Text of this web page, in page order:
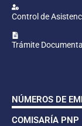
Control de
Trámite
NÚMEROS DE
COMISARÍA PNP